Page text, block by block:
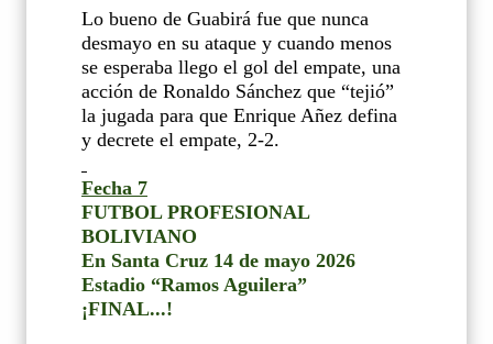
Lo bueno de Guabirá fue que nunca
desmayo en su ataque y cuando menos
se esperaba llego el gol del empate, una
acción de Ronaldo Sánchez que “tejió”
la jugada para que Enrique Añez defina
y decrete el empate, 2-2.
Fecha 7
FUTBOL PROFESIONAL
BOLIVIANO
En Santa Cruz 14 de mayo 2026
Estadio “Ramos Aguilera”
¡FINAL...!